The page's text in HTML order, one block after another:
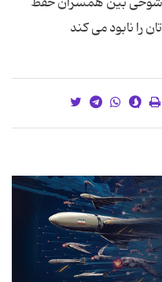
را نابود می کند